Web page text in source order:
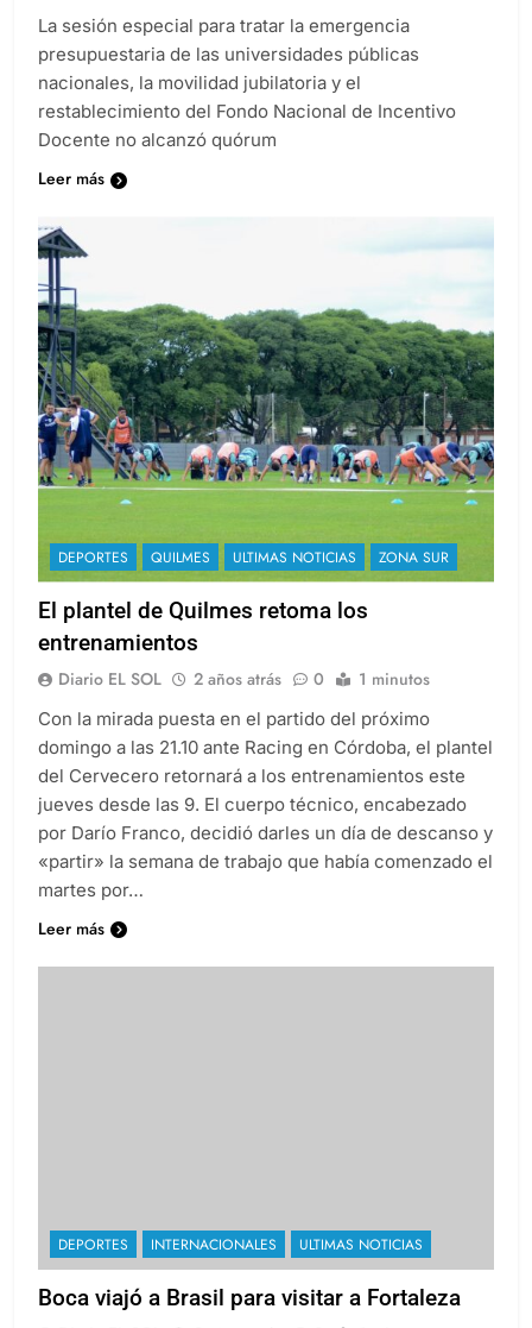
La sesión especial para tratar la emergencia
presupuestaria de las universidades públicas
nacionales, la movilidad jubilatoria y el
restablecimiento del Fondo Nacional de Incentivo
Docente no alcanzó quórum
Leer más
DEPORTES QUILMES ULTIMAS NOTICIAS ZONA SUR
El plantel de Quilmes retoma los
entrenamientos
Diario EL SOL 2 años atrás 0 1 minutos
Con la mirada puesta en el partido del próximo
domingo a las 21.10 ante Racing en Córdoba, el plantel
del Cervecero retornará a los entrenamientos este
jueves desde las 9. El cuerpo técnico, encabezado
por Darío Franco, decidió darles un día de descanso y
«partir» la semana de trabajo que había comenzado el
martes por…
Leer más
DEPORTES INTERNACIONALES ULTIMAS NOTICIAS
Boca viajó a Brasil para visitar a Fortaleza